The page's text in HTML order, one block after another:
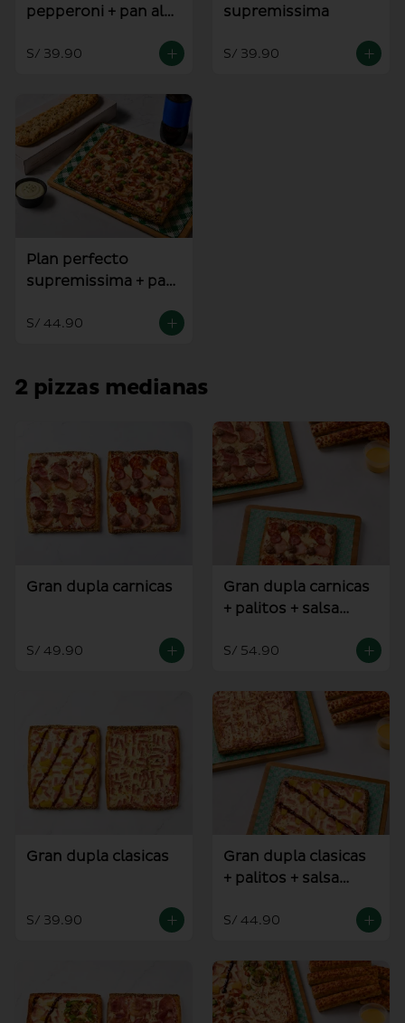
pepperoni + pan al
S/ 39.90
supremissima
S/ 39.90
Plan perfecto
supremissima + pan
S/ 44.90
2 pizzas medianas
Gran dupla carnicas
S/ 49.90
Gran dupla carnicas
+ palitos + salsa
S/ 54.90
Gran dupla clasicas
S/ 39.90
Gran dupla clasicas
+ palitos + salsa
S/ 44.90